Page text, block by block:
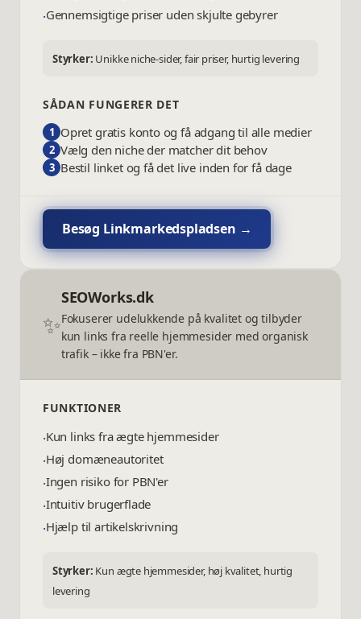
·Gennemsigtige priser uden skjulte gebyrer
Styrker: Unikke niche-sider, fair priser, hurtig levering
SÅDAN FUNGERER DET
1 Opret gratis konto og få adgang til alle medier
2 Vælg den niche der matcher dit behov
3 Bestil linket og få det live inden for få dage
Besøg Linkmarkedspladsen →
✨
SEOWorks.dk
Fokuserer udelukkende på kvalitet og tilbyder
kun links fra reelle hjemmesider med organisk
trafik – ikke fra PBN'er.
FUNKTIONER
·Kun links fra ægte hjemmesider
·Høj domæneautoritet
·Ingen risiko for PBN'er
·Intuitiv brugerflade
·Hjælp til artikelskrivning
Styrker: Kun ægte hjemmesider, høj kvalitet, hurtig
levering